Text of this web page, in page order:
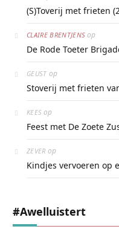
(S)Toverij met frieten
CLAIRE BRENTJENS op
De Rode Toeter
GEUST op
Stoverij met frieten
KEES op
Feest met De Zoete
ZEVER op
Kindjes vervoeren op
#awelluistert